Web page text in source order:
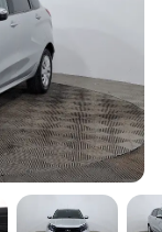
Check
автомобиле: